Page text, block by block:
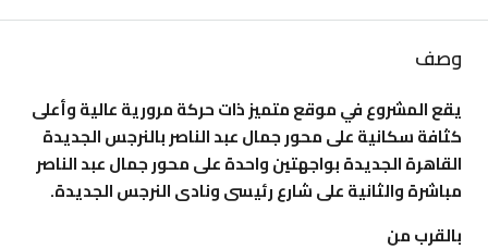
وصف
يقع المشروع في موقع متميز ذات حركة مرورية عالية وأعلى
كثافة سكانية على محور جمال عبد الناصر بالنرجس الجديدة
القاهرة الجديدة بواجهتين واحدة على محور جمال عبد الناصر
مباشرة والثانية على شارع رئيسى ونادى النرجس الجديدة.
بالقرب من